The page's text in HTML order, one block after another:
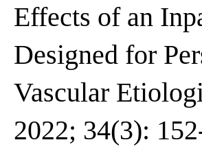
Effects of an
Designed for
Vascular
2022; 34(3):